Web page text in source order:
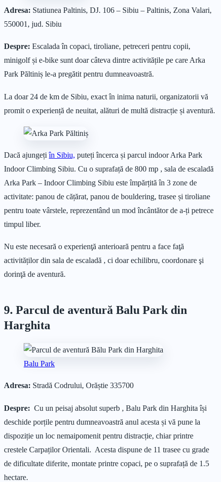
Adresa: Statiunea Paltinis, DJ. 106 – Sibiu – Paltinis, Zona Valari,
550001, jud. Sibiu
Despre: Escalada în copaci, tiroliane, petreceri pentru copii,
minigolf și e-bike sunt doar câteva dintre activitățile pe care Arka
Park Păltiniș le-a pregătit pentru dumneavoastră.
La doar 24 de km de Sibiu, exact în inima naturii, organizatorii vă
promit o experiență de neuitat, alături de multă distracție și aventură.
Dacă ajungețiîn Sibiu, puteți încerca și parcul indoor Arka Park
Indoor Climbing Sibiu. Cu o suprafață de 800 mp , sala de escaladă
Arka Park – Indoor Climbing Sibiu este împărțită în 3 zone de
activitate: panou de cățărat, panou de bouldering, trasee și tiroliane
pentru toate vârstele, reprezentând un mod încântător de a-ți petrece
timpul liber.
Nu este necesară o experienţă anterioară pentru a face faţă
activităților din sala de escaladă , ci doar echilibru, coordonare şi
dorinţă de aventură.
9. Parcul de aventură Balu Park din
Harghita
Balu Park
Adresa: Stradă Codrului, Orăștie 335700
Despre: Cu un peisaj absolut superb , Balu Park din Harghita își
deschide porțile pentru dumneavoastră anul acesta și vă pune la
dispoziție un loc nemaipomenit pentru distracție, chiar printre
crestele Carpaților Orientali. Acesta dispune de 11 trasee cu grade
de dificultate diferite, montate printre copaci, pe o suprafață de 1.5
hectare.